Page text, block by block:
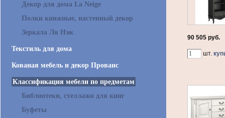
Декор для дома La Neige
Полки книжные, настенный декор
Зеркала Ля Нэж
Текстиль для дома
Кованая мебель и декор Прованс
Классификация мебели по предметам
Библиотеки, стеллажи для книг
Буфеты
90 505 руб.
шт.